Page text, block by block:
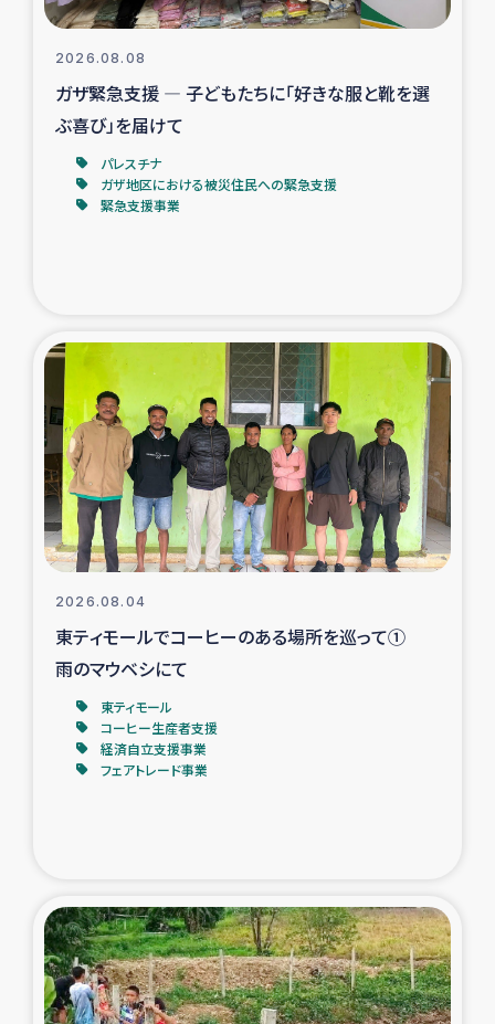
トルコにおけるシリア難民支援事業
インドネシア中部 スラウェシの地震・津波被災者支援
スリランカ ジャフナ県干物事業
スリランカの南北女性をつなぐサリー・リサイクル・プロ
ジェクト
復興支援事業
民際教育事業
ガザ人道支援
令和6年能登半島地震 緊急支援
国内避難民への物資配付および教育支援
漁民によるマングローブ植林活動
レバノンでのシリア難民への食糧・越冬支援
2026.08.08
ガザ緊急支援 ― 子どもたちに「好きな服と靴を選
ぶ喜び」を届けて
パレスチナ
ガザ地区における被災住民への緊急支援
緊急支援事業
2026.08.04
東ティモールでコーヒーのある場所を巡って①
雨のマウベシにて
東ティモール
コーヒー生産者支援
経済自立支援事業
フェアトレード事業